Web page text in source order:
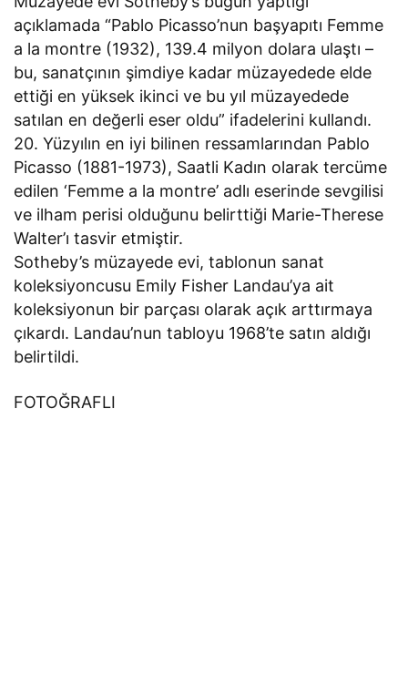
açıklamada “Pablo Picasso’nun başyapıtı Femme
a la montre (1932), 139.4 milyon dolara ulaştı –
bu, sanatçının şimdiye kadar müzayedede elde
ettiği en yüksek ikinci ve bu yıl müzayedede
satılan en değerli eser oldu” ifadelerini kullandı.
20. Yüzyılın en iyi bilinen ressamlarından Pablo
Picasso (1881-1973), Saatli Kadın olarak tercüme
edilen ‘Femme a la montre’ adlı eserinde sevgilisi
ve ilham perisi olduğunu belirttiği Marie-Therese
Walter’ı tasvir etmiştir.
Sotheby’s müzayede evi, tablonun sanat
koleksiyoncusu Emily Fisher Landau’ya ait
koleksiyonun bir parçası olarak açık arttırmaya
çıkardı. Landau’nun tabloyu 1968’te satın aldığı
belirtildi.
FOTOĞRAFLI